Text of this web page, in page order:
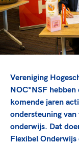
Game Changer
TeamNL kids
Olympische
Nieuwspagina
Columns
Duurzaamheid
Bekwaam
Vitale clubs en
Clubacties
Handboek Wet-
Opleidingen en
TeamNL Sport
Olympische
Europese
Topsportbeleid
Vereniging
NOC*NSF
komende jaren
ondersteuning
onderwijs. Dat
Flexibel Onderwijs